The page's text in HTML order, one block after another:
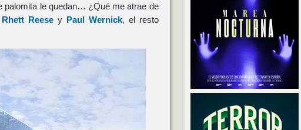
palomita le quedan… ¿Qué me atrae de
Rhett Reese y Paul Wernick, el resto